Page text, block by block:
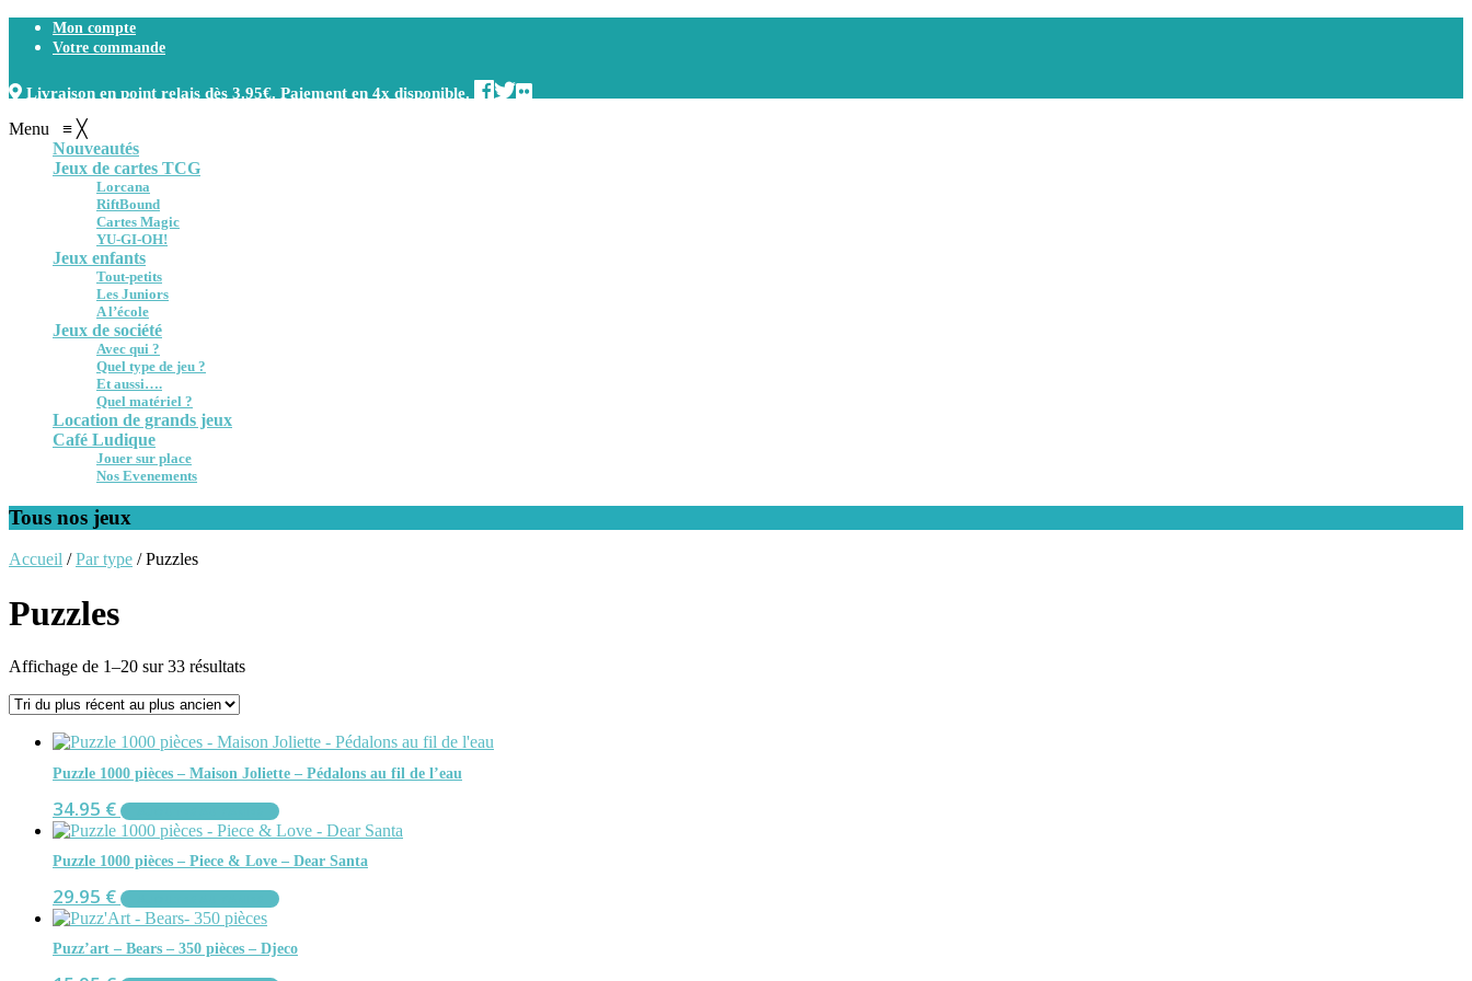
Mon compte
Votre commande
Livraison en point relais dès 3.95€. Paiement en 4x disponible.
Menu ≡ ╳
Nouveautés
Jeux de cartes TCG
Lorcana
RiftBound
Cartes Magic
YU-GI-OH!
Jeux enfants
Tout-petits
Les Juniors
A l’école
Jeux de société
Avec qui ?
Quel type de jeu ?
Et aussi….
Quel matériel ?
Location de grands jeux
Café Ludique
Jouer sur place
Nos Evenements
Tous nos jeux
Accueil /Par type / Puzzles
Puzzles
Affichage de 1–20 sur 33 résultatsTrié
au
plus
ancien
Puzzle 1000 pièces – Maison Joliette – Pédalons au fil de l’eau
34.95 €
Puzzle 1000 pièces – Piece & Love – Dear Santa
29.95 €
Puzz’art – Bears – 350 pièces – Djeco